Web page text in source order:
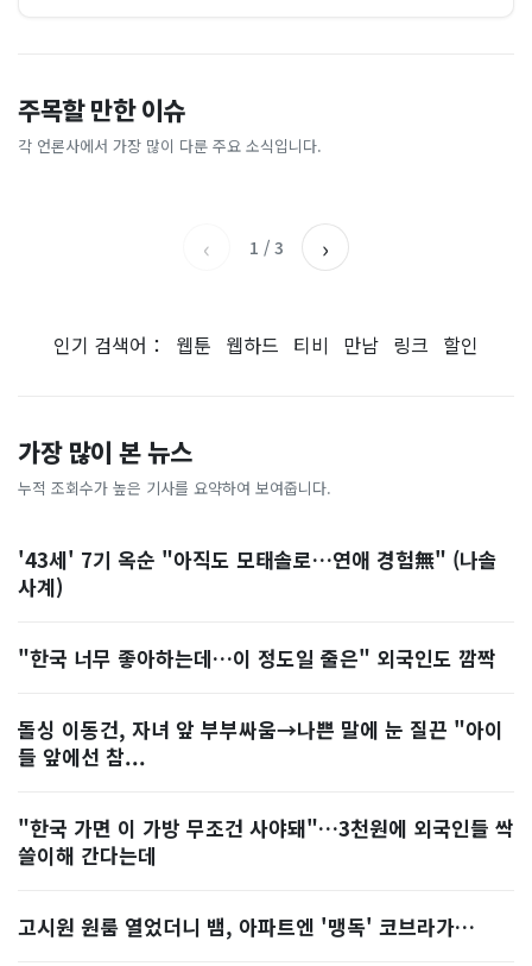
주목할 만한 이슈
각 언론사에서 가장 많이 다룬 주요 소식입니다.
“그랜저 탄 부부 팔다리 잘랐
다”…핑크 살인공장 충격 실
체
중앙일보
허하라!"…폭염이 바꾼 직장
TV조선
달콤한 ‘스테비아 토마토’...
농산물 아닌 가공식품이었다
세 여성 눈물, 경찰서 직원 78
‹ 1 / 3 ›
인기 검색어： 웹툰 웹하드 티비 만남 링크 할인
가장 많이 본 뉴스
누적 조회수가 높은 기사를 요약하여 보여줍니다.
'43세' 7기 옥순 "아직도 모태솔로…연애 경험無" (나솔
사계)
"한국 너무 좋아하는데…이 정도일 줄은" 외국인도 깜짝
돌싱 이동건, 자녀 앞 부부싸움→나쁜 말에 눈 질끈 "아이
들 앞에선 참...
"한국 가면 이 가방 무조건 사야돼"…3천원에 외국인들 싹
쓸이해 간다는데
고시원 원룸 열었더니 뱀, 아파트엔 '맹독' 코브라가…